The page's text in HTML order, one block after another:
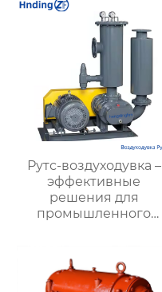
Рутс-воздуходувка –
эффективные
решения для
промышленного
Hengding Fan